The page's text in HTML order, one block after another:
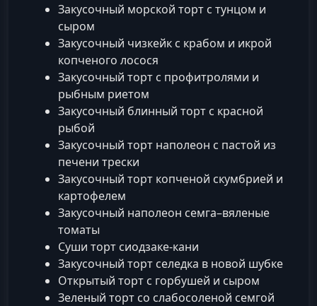
Закусочный морской торт с тунцом и
сыром
Закусочный чизкейк с крабом и икрой
копченого лосося
Закусочный торт с профитролями и
рыбным риетом
Закусочный блинный торт с красной
рыбой
Закусочный торт наполеон с пастой из
печени трески
Закусочный торт копченой скумбрией и
картофелем
Закусочный наполеон семга–вяленые
томаты
Суши торт сиодзаке-кани
Закусочный торт селедка в новой шубке
Открытый торт с горбушей и сыром
Зеленый торт со слабосоленой семгой